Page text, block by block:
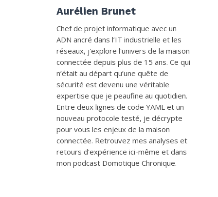
Aurélien Brunet
Chef de projet informatique avec un
ADN ancré dans l’IT industrielle et les
réseaux, j'explore l'univers de la maison
connectée depuis plus de 15 ans. Ce qui
n’était au départ qu’une quête de
sécurité est devenu une véritable
expertise que je peaufine au quotidien.
Entre deux lignes de code YAML et un
nouveau protocole testé, je décrypte
pour vous les enjeux de la maison
connectée. Retrouvez mes analyses et
retours d'expérience ici-même et dans
mon podcast Domotique Chronique.